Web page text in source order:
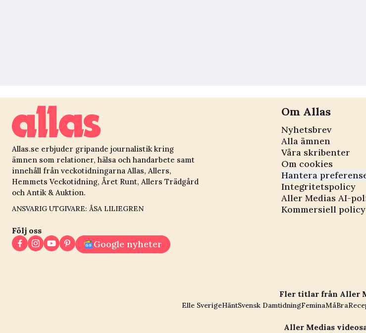
Allas.se erbjuder gripande journalistik kring
ämnen som relationer, hälsa och handarbete samt
innehåll från veckotidningarna Allas, Allers,
Hemmets Veckotidning, Året Runt, Allers Trädgård
och Antik & Auktion.
ANSVARIG UTGIVARE: ÅSA LILIEGREN
Följ oss
Google nyheter
Om Allas
Nyhetsbrev
Alla ämnen
Våra skribenter
Om cookies
Hantera
Integritetspolicy
Aller Medias AI-
Kommersiell
Fler titlar från Aller
Elle SverigeHäntSvensk DamtidningFeminaMåBra
Aller Medias